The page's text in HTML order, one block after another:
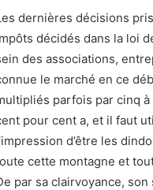
dernières décisions
décidés dans la loi
des associations,
le marché en ce
parfois par cinq
pour cent a, et il faut
d’être les
cette montagne et
par sa clairvoyance,